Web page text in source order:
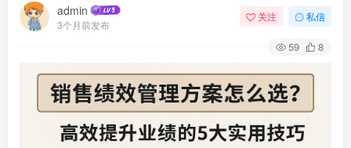
admin
3个月前发布
关注 私信
59 8